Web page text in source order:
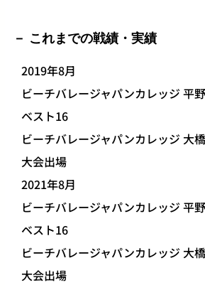
これまでの戦績・実績
2019年8月
ビーチバレージャパンカレッジ 平
ベスト16
ビーチバレージャパンカレッジ 大
大会出場
2021年8月
ビーチバレージャパンカレッジ 平
ベスト16
ビーチバレージャパンカレッジ 大
大会出場